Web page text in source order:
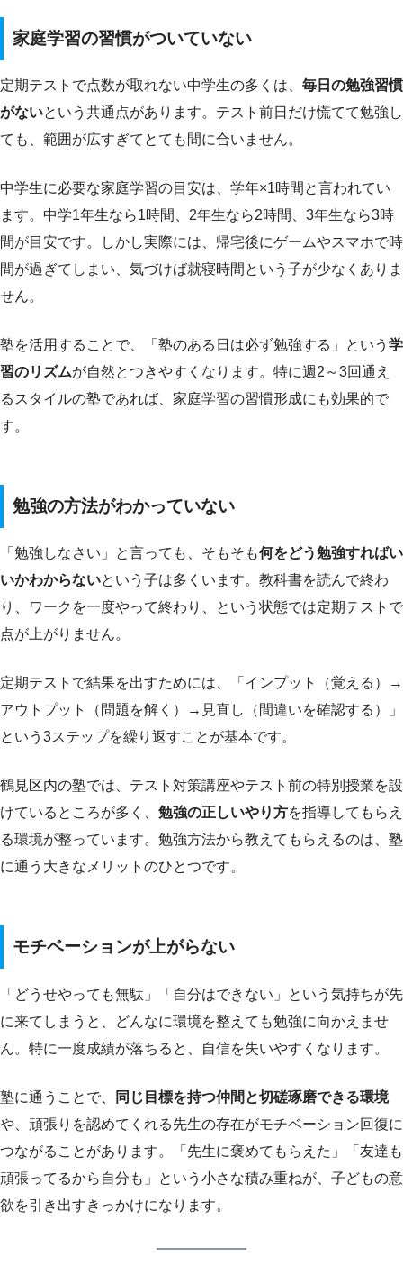
家庭学習の習慣がついていない
定期テストで点数が取れない中学生の多くは、 毎日の勉強習慣
がないという共通点があります。テスト前日だけ慌てて勉強し
ても、範囲が広すぎてとても間に合いません。
中学生に必要な家庭学習の目安は、学年×1時間と言われてい
ます。中学1年生なら1時間、2年生なら2時間、3年生なら3時
間が目安です。しかし実際には、帰宅後にゲームやスマホで時
間が過ぎてしまい、気づけば就寝時間という子が少なくありま
せん。
塾を活用することで、「塾のある日は必ず勉強する」という 学
習のリズムが自然とつきやすくなります。特に週2～3回通え
るスタイルの塾であれば、家庭学習の習慣形成にも効果的で
す。
勉強の方法がわかっていない
「勉強しなさい」と言っても、そもそも何をどう勉強すればい
いかわからないという子は多くいます。教科書を読んで終わ
り、ワークを一度やって終わり、という状態では定期テストで
点が上がりません。
定期テストで結果を出すためには、「インプット（覚える）→
アウトプット（問題を解く）→見直し（間違いを確認する）」
という3ステップを繰り返すことが基本です。
鶴見区内の塾では、テスト対策講座やテスト前の特別授業を設
けているところが多く、 勉強の正しいやり方を指導してもらえ
る環境が整っています。勉強方法から教えてもらえるのは、塾
に通う大きなメリットのひとつです。
モチベーションが上がらない
「どうせやっても無駄」「自分はできない」という気持ちが先
に来てしまうと、どんなに環境を整えても勉強に向かえませ
ん。特に一度成績が落ちると、自信を失いやすくなります。
塾に通うことで、
同じ目標を持つ仲間と切磋琢磨できる環境
や、頑張りを認めてくれる先生の存在がモチベーション回復に
つながることがあります。「先生に褒めてもらえた」「友達も
頑張ってるから自分も」という小さな積み重ねが、子どもの意
欲を引き出すきっかけになります。